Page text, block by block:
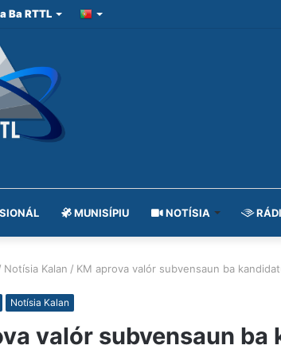
Ba RTTL
MUNISÍPIU NOTÍSIA
Notísia Kalan / KM aprova valór subvensaun ba
Notísia Kalan
valór subvensaun